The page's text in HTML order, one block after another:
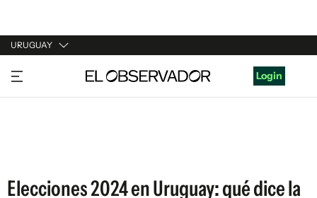
URUGUAY
URUGUAY
ARGENTINA
Login
Elecciones 2024 en Uruguay: qué dice la